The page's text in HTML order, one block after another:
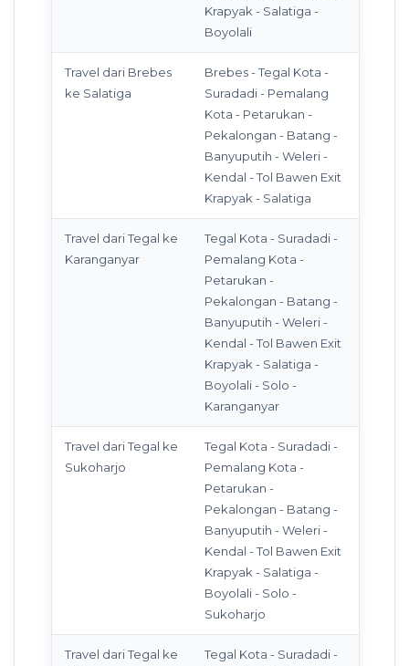
Krapyak - Salatiga -
Boyolali
Travel dari Brebes
ke Salatiga
Brebes - Tegal Kota -
Suradadi - Pemalang
Kota - Petarukan -
Pekalongan - Batang -
Banyuputih - Weleri -
Kendal - Tol Bawen Exit
Krapyak - Salatiga
Travel dari Tegal ke
Karanganyar
Tegal Kota - Suradadi -
Pemalang Kota -
Petarukan -
Pekalongan - Batang -
Banyuputih - Weleri -
Kendal - Tol Bawen Exit
Krapyak - Salatiga -
Boyolali - Solo -
Karanganyar
Travel dari Tegal ke
Sukoharjo
Tegal Kota - Suradadi -
Pemalang Kota -
Petarukan -
Pekalongan - Batang -
Banyuputih - Weleri -
Kendal - Tol Bawen Exit
Krapyak - Salatiga -
Boyolali - Solo -
Sukoharjo
Travel dari Tegal ke
Tegal Kota - Suradadi -